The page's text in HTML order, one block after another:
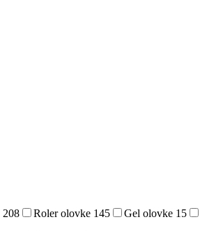
208 Roler olovke 145 Gel olovke 15